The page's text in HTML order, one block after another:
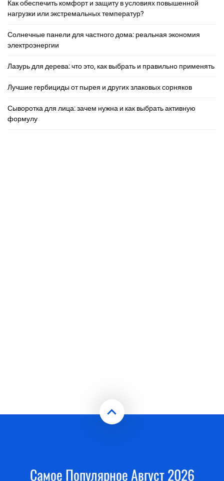
Как обеспечить комфорт и защиту в условиях повышенной
нагрузки или экстремальных температур?
Солнечные панели для частного дома: реальная экономия
электроэнергии
Лазурь для дерева: что это, как выбрать и правильно применять
Лучшие гербициды от пырея и других злаковых сорняков
Сыворотка для лица: зачем нужна и как выбрать активную
формулу
Самое Популярное Август 2026